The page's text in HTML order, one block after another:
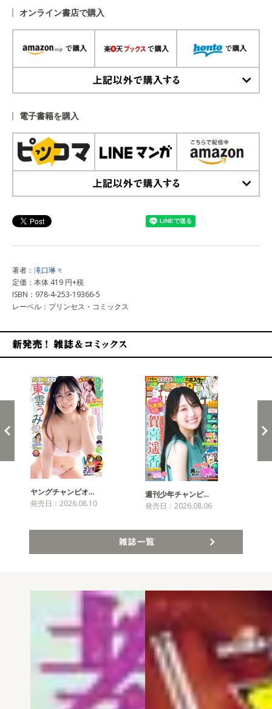
オンライン書店で購入
電子書籍を購入
著者： 滝口琳々
定価：本体 419 円+税
ISBN：978-4-253-19366-5
レーベル：プリンセス・コミックス
ヤングチャンピオ…
発売日：2026.08.10
週刊少年チャンピ…
発売日：2026.08.06